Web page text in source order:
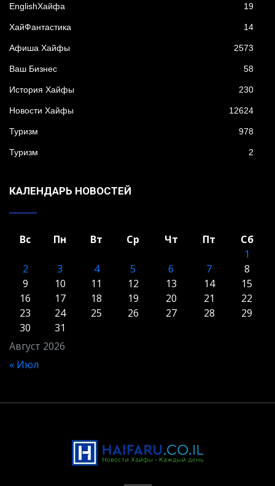
EnglishХайфа 19
XайФантастика 14
Афиша Хайфы 2573
Ваш Бизнес 58
История Хайфы 230
Новости Хайфы 12624
Туризм 978
Туризм 2
КАЛЕНДАРЬ НОВОСТЕЙ
Август 2026
Вс Пн Вт Ср Чт Пт
Сб
1
2
3 4 5 6 7
8
9
10 11 12 13 14
15
16
17 18 19 20 21
22
23
24 25 26 27 28
29
30
31
« Июл